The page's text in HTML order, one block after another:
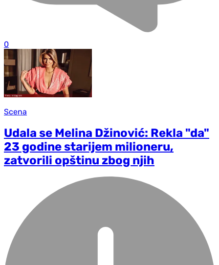
0
Scena
Udala se Melina Džinović: Rekla "da"
23 godine starijem milioneru,
zatvorili opštinu zbog njih